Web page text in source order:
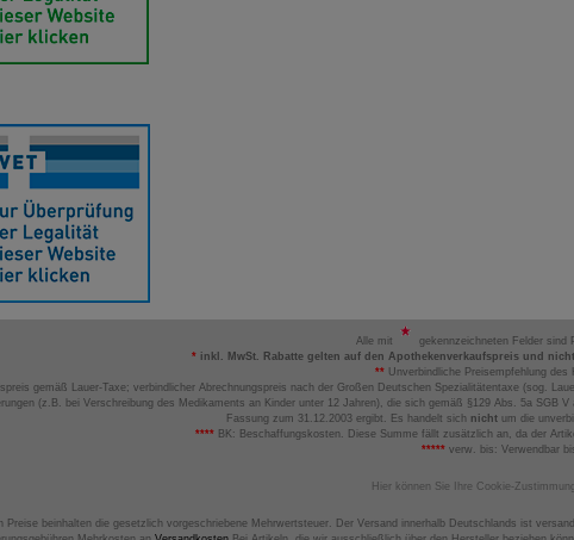
Alle mit
gekennzeichneten Felder sind
* inkl. MwSt. Rabatte gelten auf den Apothekenverkaufspreis und
**Unverbindliche Preisempfehlung des
gemäß Lauer-Taxe; verbindlicher Abrechnungspreis nach der Großen Deutschen Spezialitätentaxe (sog.
(z.B. bei Verschreibung des Medikaments an Kinder unter 12 Jahren), die sich gemäß §129 Abs. 5a SGB
Fassung zum 31.12.2003 ergibt. Es handelt sich nicht um die
**** BK: Beschaffungskosten. Diese Summe fällt zusätzlich an, da der
***** verw. bis: Verwendbar
Hier können Sie Ihre Cookie-
Preise beinhalten die gesetzlich vorgeschriebene Mehrwertsteuer. Der Versand innerhalb Deutschlands ist